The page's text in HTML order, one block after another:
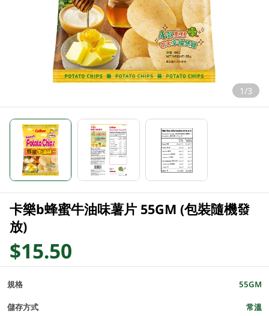
1/3
卡樂b蜂蜜牛油味薯片 55GM (包裝隨機發
放)
$15.50
規格 55GM
儲存方式 常溫